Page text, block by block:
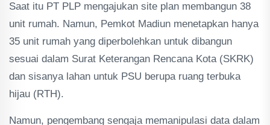
Saat itu PT PLP mengajukan site plan membangun 38
unit rumah. Namun, Pemkot Madiun menetapkan hanya
35 unit rumah yang diperbolehkan untuk dibangun
sesuai dalam Surat Keterangan Rencana Kota (SKRK)
dan sisanya lahan untuk PSU berupa ruang terbuka
hijau (RTH).
Namun, pengembang sengaja memanipulasi data dalam